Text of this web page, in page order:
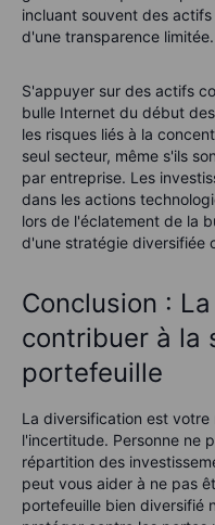
incluant souvent des
d'une transparence limitée.
S'appuyer sur des actifs
bulle Internet du début
les risques liés à la
seul secteur, même s'ils
par entreprise. Les
dans les actions
lors de l'éclatement de la
d'une stratégie diversifiée
Conclusion :
contribuer à la
portefeuille
La diversification est
l'incertitude. Personne ne
répartition des
peut vous aider à ne pas
portefeuille bien diversifié